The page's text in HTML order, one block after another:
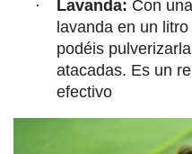
· Lavanda: Con
lavanda en un
podéis
atacadas. Es un
efectivo